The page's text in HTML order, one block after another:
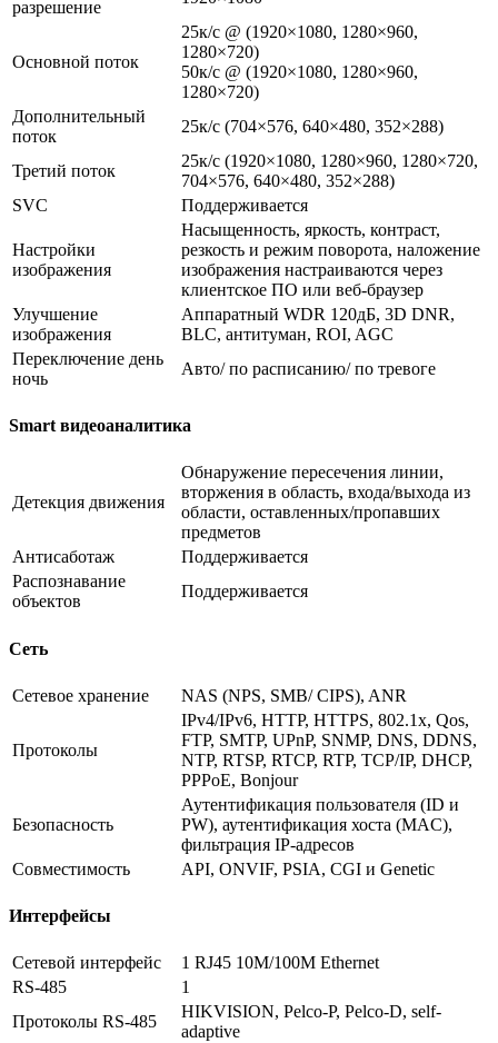
разрешение
Основной поток
25к/с @ (1920×1080, 1280×960,
1280×720)
50к/с @ (1920×1080, 1280×960,
1280×720)
Дополнительный
поток
25к/с (704×576, 640×480, 352×288)
Третий поток
25к/с (1920×1080, 1280×960, 1280×720,
704×576, 640×480, 352×288)
SVC
Поддерживается
Настройки
изображения
Насыщенность, яркость, контраст,
резкость и режим поворота, наложение
изображения настраиваются через
клиентское ПО или веб-браузер
Улучшение
изображения
Аппаратный WDR 120дБ, 3D DNR,
BLC, антитуман, ROI, AGC
Переключение день
ночь
Авто/ по расписанию/ по тревоге
Smart видеоаналитика
Детекция движения
Обнаружение пересечения линии,
вторжения в область, входа/выхода из
области, оставленных/пропавших
предметов
Антисаботаж
Поддерживается
Распознавание
объектов
Поддерживается
Сеть
Сетевое хранение NAS (NPS, SMB/ CIPS), ANR
Протоколы
IPv4/IPv6, HTTP, HTTPS, 802.1x, Qos,
FTP, SMTP, UPnP, SNMP, DNS, DDNS,
NTP, RTSP, RTCP, RTP, TCP/IP, DHCP,
PPPoE, Bonjour
Безопасность
Аутентификация пользователя (ID и
PW), аутентификация хоста (MAC),
фильтрация IP-адресов
Совместимость
API, ONVIF, PSIA, CGI и Genetic
Интерфейсы
Сетевой интерфейс
1 RJ45 10M/100M Ethernet
RS-485
1
Протоколы RS-485
HIKVISION, Pelco-P, Pelco-D, self-
adaptive